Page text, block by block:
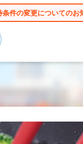
件の変更についてのお